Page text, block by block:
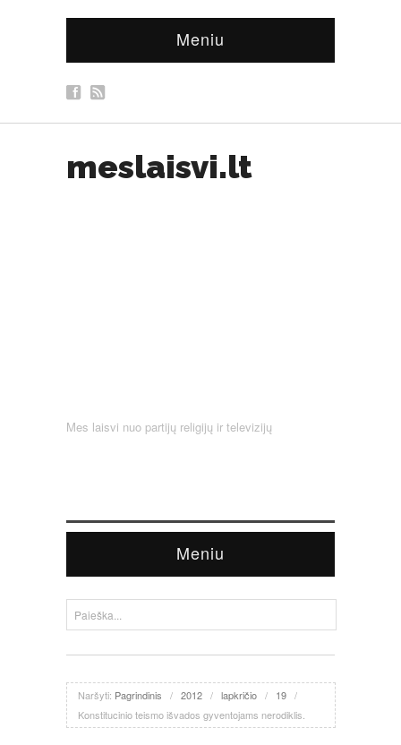
Meniu
meslaisvi.lt
Mes laisvi nuo partijų religijų ir televizijų
Meniu
Naršyti: Pagrindinis / 2012 / lapkričio / 19 /
Konstitucinio teismo išvados gyventojams nerodiklis.